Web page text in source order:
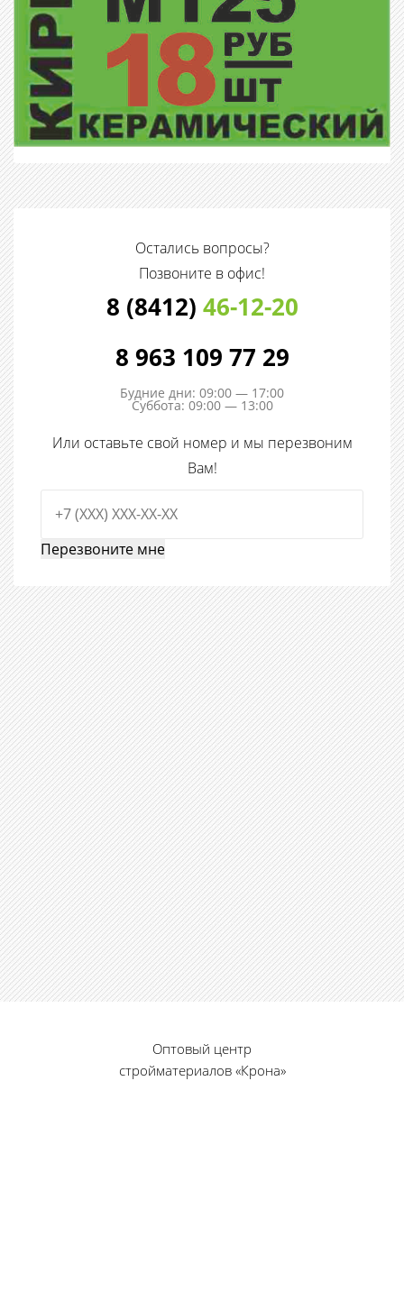
Остались вопросы?
Позвоните в офис!
8 (8412) 46-12-20
8 963 109 77 29
Будние дни: 09:00 — 17:00
Суббота: 09:00 — 13:00
Или оставьте свой номер и мы перезвоним
Вам!
Оптовый центр
стройматериалов «Крона»